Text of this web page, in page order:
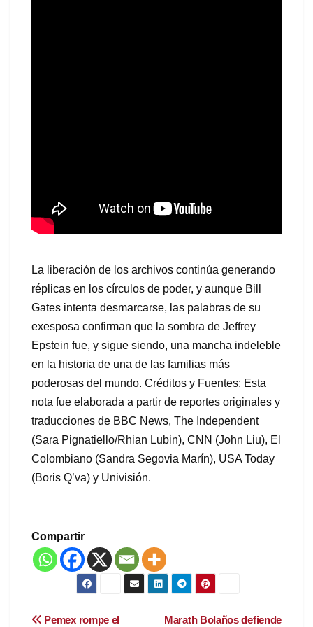
La liberación de los archivos continúa generando
réplicas en los círculos de poder, y aunque Bill
Gates intenta desmarcarse, las palabras de su
exesposa confirman que la sombra de Jeffrey
Epstein fue, y sigue siendo, una mancha indeleble
en la historia de una de las familias más
poderosas del mundo. Créditos y Fuentes: Esta
nota fue elaborada a partir de reportes originales y
traducciones de BBC News, The Independent
(Sara Pignatiello/Rhian Lubin), CNN (John Liu), El
Colombiano (Sandra Segovia Marín), USA Today
(Boris Q’va) y Univisión.
Compartir
Marath Bolaños defiende
Pemex rompe el